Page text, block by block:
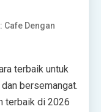
Cafe Dengan
terbaik untuk
bersemangat.
terbaik di 2026